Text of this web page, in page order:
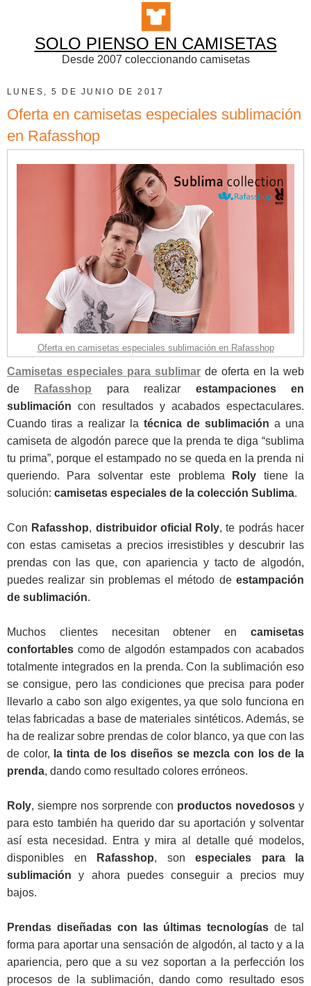
SOLO PIENSO EN CAMISETAS
Desde 2007 coleccionando camisetas
LUNES, 5 DE JUNIO DE 2017
Oferta en camisetas especiales sublimación
en Rafasshop
Oferta en camisetas especiales sublimación en Rafasshop
Camisetas especiales para sublimar de oferta en la web
de
Rafasshop para realizar estampaciones en
sublimación con resultados y acabados espectaculares.
Cuando tiras a realizar la técnica de sublimación a una
camiseta de algodón parece que la prenda te diga “sublima
tu prima”, porque el estampado no se queda en la prenda ni
queriendo. Para solventar este problema
Roly tiene la
solución: camisetas especiales de la colección Sublima.
Con Rafasshop, distribuidor oficial Roly, te podrás hacer
con estas camisetas a precios irresistibles y descubrir las
prendas con las que, con apariencia y tacto de algodón,
puedes realizar sin problemas el método de estampación
de sublimación.
Muchos clientes necesitan obtener en camisetas
confortables como de algodón estampados con acabados
totalmente integrados en la prenda. Con la sublimación eso
se consigue, pero las condiciones que precisa para poder
llevarlo a cabo son algo exigentes, ya que solo funciona en
telas fabricadas a base de materiales sintéticos. Además, se
ha de realizar sobre prendas de color blanco, ya que con las
de color, la tinta de los diseños se mezcla con los de la
prenda, dando como resultado colores erróneos.
Roly, siempre nos sorprende con productos novedosos y
para esto también ha querido dar su aportación y solventar
así esta necesidad. Entra y mira al detalle qué modelos,
disponibles en
Rafasshop, son especiales para la
sublimación y ahora puedes conseguir a precios muy
bajos.
Prendas diseñadas con las últimas tecnologías de tal
forma para aportar una sensación de algodón, al tacto y a la
apariencia, pero que a su vez soportan a la perfección los
procesos de la sublimación, dando como resultado esos